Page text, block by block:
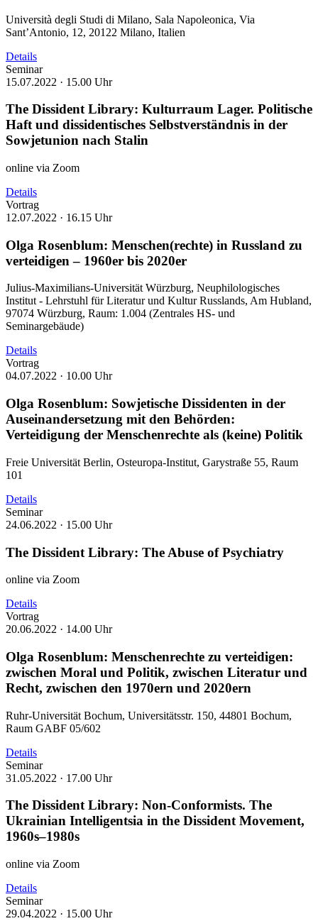
Università degli Studi di Milano, Sala Napoleonica, Via
Sant’Antonio, 12, 20122 Milano, Italien
Details
Seminar
15.07.2022 · 15.00 Uhr
The Dissident Library: Kulturraum Lager. Politische
Haft und dissidentisches Selbstverständnis in der
Sowjetunion nach Stalin
online via Zoom
Details
Vortrag
12.07.2022 · 16.15 Uhr
Olga Rosenblum: Menschen(rechte) in Russland zu
verteidigen – 1960er bis 2020er
Julius-Maximilians-Universität Würzburg, Neuphilologisches
Institut - Lehrstuhl für Literatur und Kultur Russlands, Am Hubland,
97074 Würzburg, Raum: 1.004 (Zentrales HS- und
Seminargebäude)
Details
Vortrag
04.07.2022 · 10.00 Uhr
Olga Rosenblum: Sowjetische Dissidenten in der
Auseinandersetzung mit den Behörden:
Verteidigung der Menschenrechte als (keine) Politik
Freie Universität Berlin, Osteuropa-Institut, Garystraße 55, Raum
101
Details
Seminar
24.06.2022 · 15.00 Uhr
The Dissident Library: The Abuse of Psychiatry
online via Zoom
Details
Vortrag
20.06.2022 · 14.00 Uhr
Olga Rosenblum: Menschenrechte zu verteidigen:
zwischen Moral und Politik, zwischen Literatur und
Recht, zwischen den 1970ern und 2020ern
Ruhr-Universität Bochum, Universitätsstr. 150, 44801 Bochum,
Raum GABF 05/602
Details
Seminar
31.05.2022 · 17.00 Uhr
The Dissident Library: Non-Conformists. The
Ukrainian Intelligentsia in the Dissident Movement,
1960s–1980s
online via Zoom
Details
Seminar
29.04.2022 · 15.00 Uhr